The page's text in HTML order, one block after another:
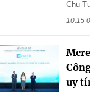
Chu
10:15
uy